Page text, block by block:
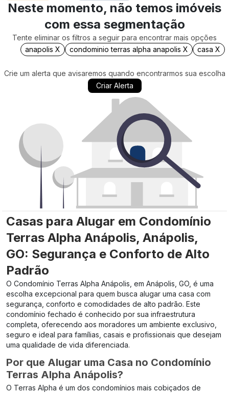
Neste momento, não temos imóveis
com essa segmentação
Tente eliminar os filtros a seguir para encontrar mais opções
anapolis X
condominio terras alpha anapolis X casa X
Crie um alerta que avisaremos quando encontrarmos sua escolha
Criar Alerta
Casas para Alugar em Condomínio
Terras Alpha Anápolis, Anápolis,
GO: Segurança e Conforto de Alto
Padrão
O Condomínio Terras Alpha Anápolis, em Anápolis, GO, é uma
escolha excepcional para quem busca alugar uma casa com
segurança, conforto e comodidades de alto padrão. Este
condomínio fechado é conhecido por sua infraestrutura
completa, oferecendo aos moradores um ambiente exclusivo,
seguro e ideal para famílias, casais e profissionais que desejam
uma qualidade de vida diferenciada.
Por que Alugar uma Casa no Condomínio
Terras Alpha Anápolis?
O Terras Alpha é um dos condomínios mais cobiçados de